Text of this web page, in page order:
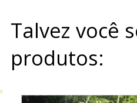
Talvez você
produtos: